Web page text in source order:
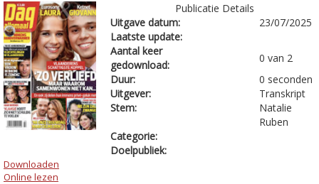
Publicatie Details
Uitgave datum:
23/07/2025
Laatste update:
Aantal keer
gedownload:
0 van 2
Duur:
0 seconden
Uitgever:
Transkript
Stem:
Natalie
Ruben
Categorie:
Doelpubliek:
Downloaden
Online lezen